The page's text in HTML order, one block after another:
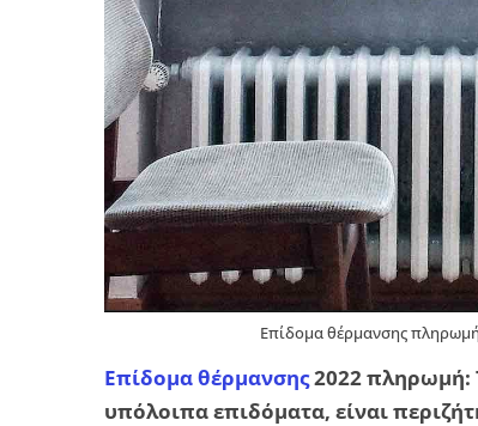
Επίδομα θέρμανσης
Επίδομα θέρμανσης2022 πληρωμή:
υπόλοιπα επιδόματα, είναι